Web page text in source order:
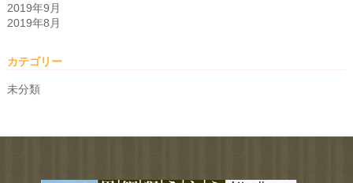
2019年9月
2019年8月
カテゴリー
未分類